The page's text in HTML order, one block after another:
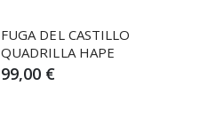
FUGA DEL CASTILLO
QUADRILLA HAPE
99,00 €